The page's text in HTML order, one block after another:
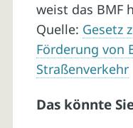
weist das BMF
Quelle: Gesetz
Förderung von
Straßenverkehr
Das könnte